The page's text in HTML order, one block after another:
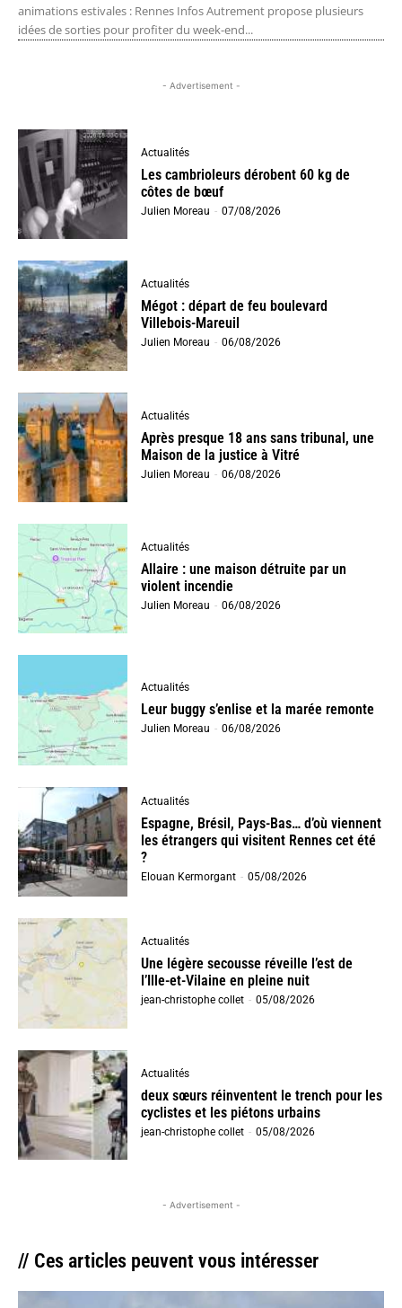
animations estivales : Rennes Infos Autrement propose plusieurs
idées de sorties pour profiter du week-end...
- Advertisement -
Actualités
Les cambrioleurs dérobent 60 kg de
côtes de bœuf
Julien Moreau - 07/08/2026
Actualités
Mégot : départ de feu boulevard
Villebois-Mareuil
Julien Moreau - 06/08/2026
Actualités
Après presque 18 ans sans tribunal, une
Maison de la justice à Vitré
Julien Moreau - 06/08/2026
Actualités
Allaire : une maison détruite par un
violent incendie
Julien Moreau - 06/08/2026
Actualités
Leur buggy s’enlise et la marée remonte
Julien Moreau - 06/08/2026
Actualités
Espagne, Brésil, Pays-Bas… d’où viennent
les étrangers qui visitent Rennes cet été
?
Elouan Kermorgant - 05/08/2026
Actualités
Une légère secousse réveille l’est de
l’Ille-et-Vilaine en pleine nuit
jean-christophe collet - 05/08/2026
Actualités
deux sœurs réinventent le trench pour les
cyclistes et les piétons urbains
jean-christophe collet - 05/08/2026
- Advertisement -
// Ces articles peuvent vous intéresser